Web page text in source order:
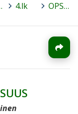
> 4.lk > OPS 4.lk